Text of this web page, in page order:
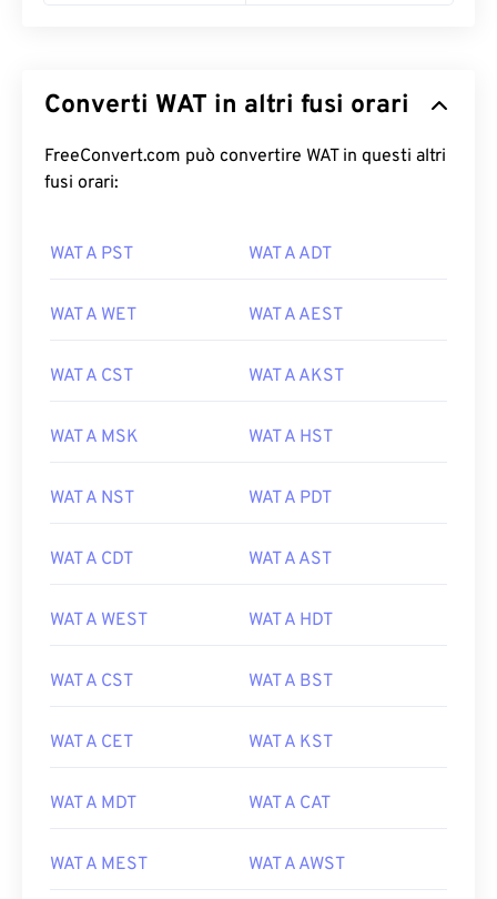
Converti WAT in altri fusi orari
FreeConvert.com può convertire WAT in questi altri
fusi orari:
WAT A PST WAT A ADT
WAT A WET WAT A AEST
WAT A CST WAT A AKST
WAT A MSK WAT A HST
WAT A NST WAT A PDT
WAT A CDT WAT A AST
WAT A WEST WAT A HDT
WAT A CST WAT A BST
WAT A CET WAT A KST
WAT A MDT WAT A CAT
WAT A MEST WAT A AWST